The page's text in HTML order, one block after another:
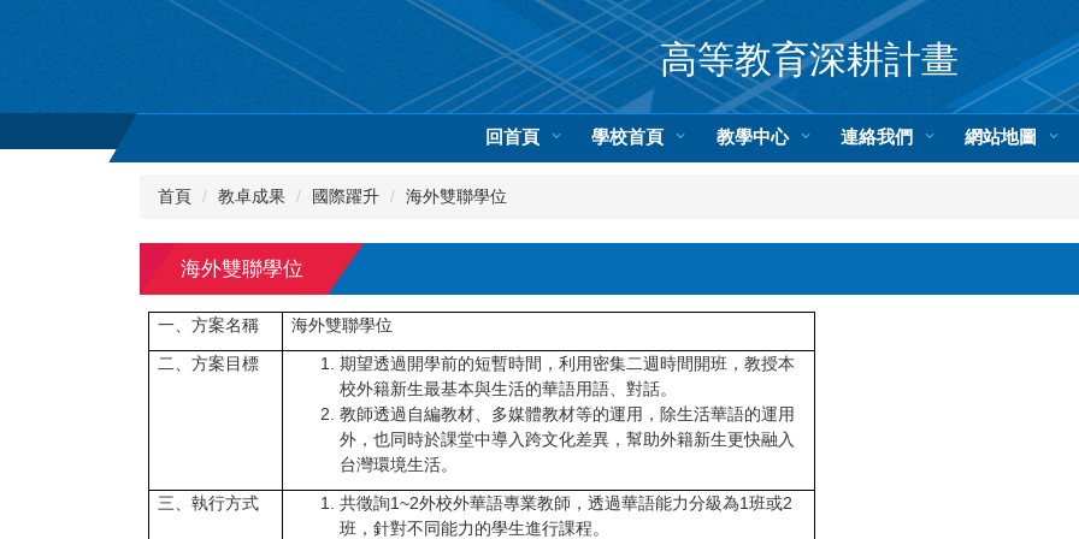
內
高等教育深耕計畫
回首頁 學校首頁 教學中心 連絡我們 網站地圖
首頁 教卓成果 國際躍升 海外雙聯學位
海外雙聯學位
一、方案名稱
海外雙聯學位
二、方案目標
期望透過開學前的短暫時間，利用密集二週時間開班，教授本
校外籍新生最基本與生活的華語用語、對話。
教師透過自編教材、多媒體教材等的運用，除生活華語的運用
外，也同時於課堂中導入跨文化差異，幫助外籍新生更快融入
台灣環境生活。
三、執行方式
共徵詢1~2外校外華語專業教師，透過華語能力分級為1班或2
班，針對不同能力的學生進行課程。